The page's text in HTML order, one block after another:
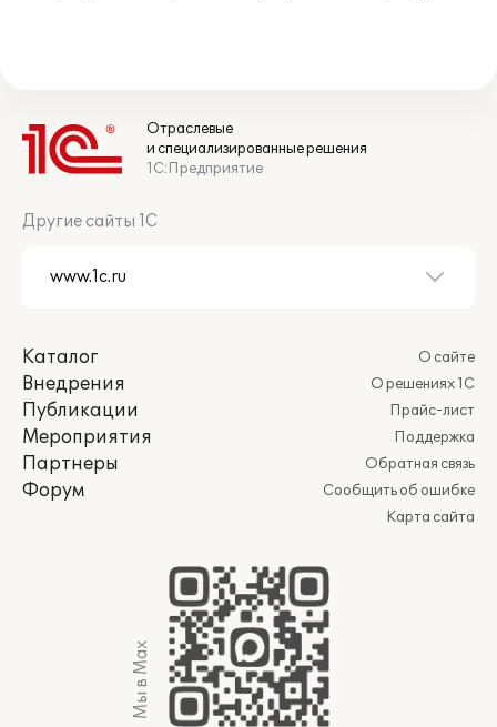
Отраслевые
и специализированные решения
1С:Предприятие
Другие сайты 1С
Каталог
Внедрения
Публикации
Мероприятия
Партнеры
Форум
О сайте
О решениях 1С
Прайс-лист
Поддержка
Обратная связь
Сообщить об ошибке
Карта сайта
Мы в Max